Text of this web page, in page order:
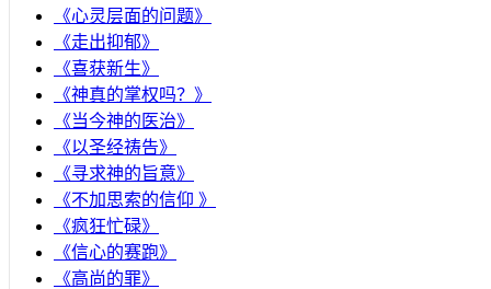
《心灵层面的问题》
《走出抑郁》
《喜获新生》
《神真的掌权吗？》
《当今神的医治》
《以圣经祷告》
《寻求神的旨意》
《不加思索的信仰 》
《疯狂忙碌》
《信心的赛跑》
《高尚的罪》